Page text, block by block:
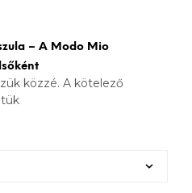
– A Modo Mio
közzé. A kötelező